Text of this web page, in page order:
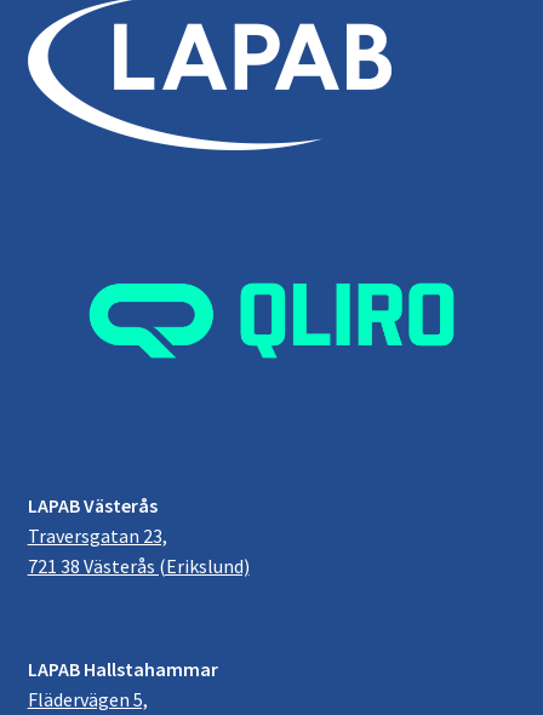
LAPAB Västerås
Traversgatan 23,
721 38 Västerås (Erikslund)
LAPAB Hallstahammar
Flädervägen 5,